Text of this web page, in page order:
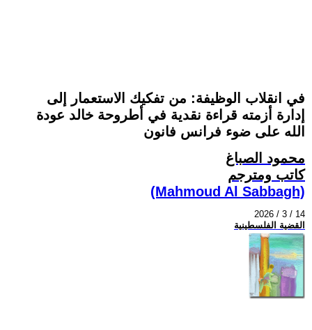
في انقلاب الوظيفة: من تفكيك الاستعمار إلى
إدارة أزمته قراءة نقدية في أطروحة خالد عودة
الله على ضوء فرانس فانون
محمود الصباغ
كاتب ومترجم
(Mahmoud Al Sabbagh)
2026 / 3 / 14
القضية الفلسطينية